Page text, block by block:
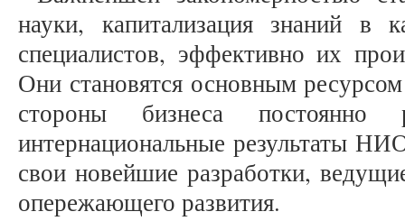
науки, капитализация знаний в
специалистов, эффективно их
Они становятся основным
стороны бизнеса постоянно
интернациональные результаты
свои новейшие разработки,
опережающего развития.